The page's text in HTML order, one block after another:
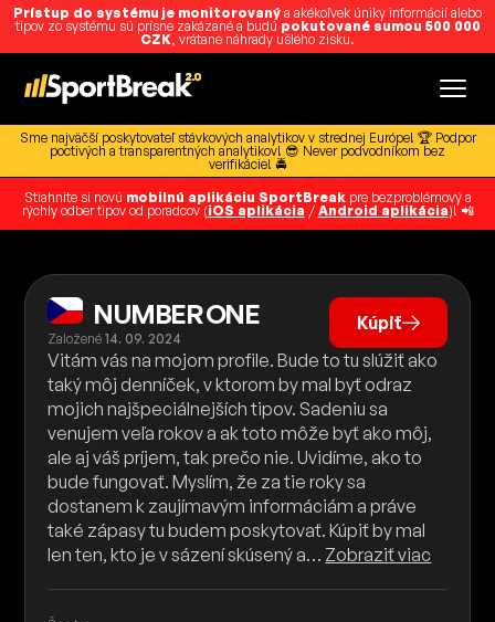
Prístup do systému je monitorovaný a akékoľvek úniky informácií alebo
tipov zo systému sú prísne zakázané a budú pokutované sumou 500 000
CZK, vrátane náhrady ušlého zisku.
Sme najväčší poskytovateľ stávkových analytikov v strednej Európe! 🏆 Podpor
poctivých a transparentných analytikov! 😎 Never podvodníkom bez
verifikácie! 🚔
Stiahnite si novú mobilnú aplikáciu SportBreakpre bezproblémový a
rýchly odber tipov od poradcov (iOS aplikácia / Android aplikácia)! 📲
NUMBER ONE
Založené14. 09. 2024
Kúpiť
Vitám vás na mojom profile. Bude to tu slúžiť ako
taký môj denníček, v ktorom by mal byť odraz
mojich najšpeciálnejších tipov. Sadeniu sa
venujem veľa rokov a ak toto môže byť ako môj,
ale aj váš príjem, tak prečo nie. Uvidíme, ako to
bude fungovať. Myslím, že za tie roky sa
dostanem k zaujímavým informáciám a práve
také zápasy tu budem poskytovať. Kúpiť by mal
len ten, kto je v sázení skúsený a… Zobraziť viac